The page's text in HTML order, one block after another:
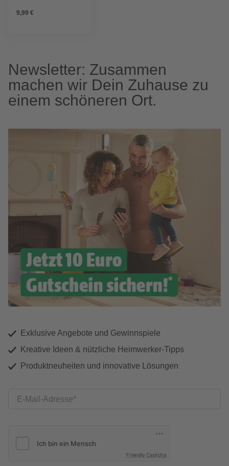
9,99 €
Newsletter: Zusammen
machen wir Dein Zuhause zu
einem schöneren Ort.
Exklusive Angebote und Gewinnspiele
Kreative Ideen & nützliche Heimwerker-Tipps
Produktneuheiten und innovative Lösungen
E-Mail-Adresse
Friendly Captcha